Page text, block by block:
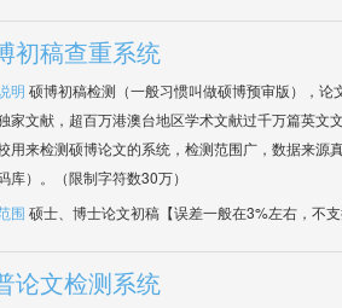
初稿查重系统
明 硕博初稿检测（一般习惯叫做硕博预审版），
家文献，超百万港澳台地区学术文献过千万篇英文
用来检测硕博论文的系统，检测范围广，数据来源
库）。（限制字符数30万）
围 硕士、博士论文初稿【误差一般在3%左右，不支
论文检测系统